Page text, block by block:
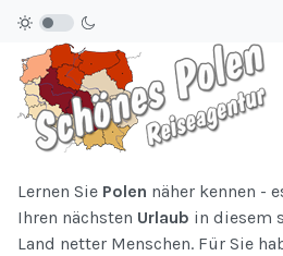
Lernen Sie Polen näher kennen -
Ihren nächsten Urlaub in diesem
Land netter Menschen. Für Sie